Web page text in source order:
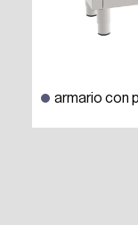
armario con